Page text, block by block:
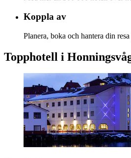
Koppla av
Planera, boka och hantera din
Topphotell i